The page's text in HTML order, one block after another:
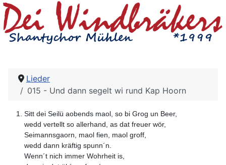
Lieder
015 - Und dann segelt wi rund Kap Hoorn
Sitt dei Seilü aobends maol, so bi Grog un Beer,
wedd vertellt so allerhand, as dat freuer wör,
Seimannsgaorn, maol fien, maol groff,
wedd dann kräftig spunn´n.
Wenn´t nich immer Wohrheit is,